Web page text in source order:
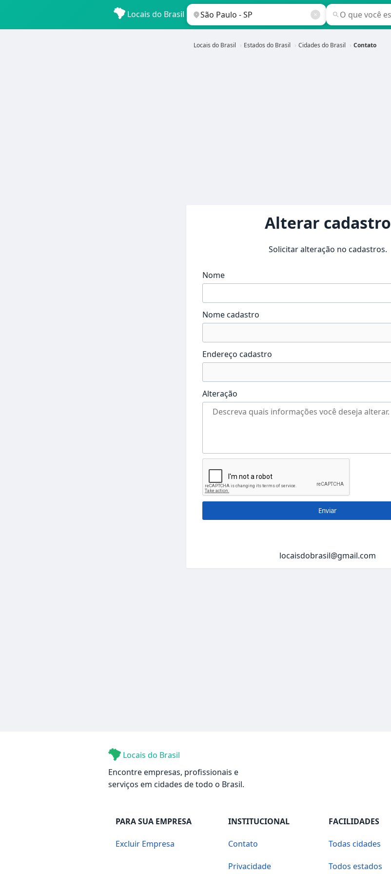
Locais do Brasil
Locais do Brasil Estados do Brasil Cidades do Brasil Contato
Alterar cadastro
Solicitar alteração no cadastros.
Nome
Nome cadastro
Endereço cadastro
Alteração
Enviar
locaisdobrasil@gmail.com
Locais do Brasil
Encontre empresas, profissionais e
serviços em cidades de todo o Brasil.
PARA SUA EMPRESA
Excluir Empresa
INSTITUCIONAL
Contato
Privacidade
FACILIDADES
Todas cidades
Todos estados